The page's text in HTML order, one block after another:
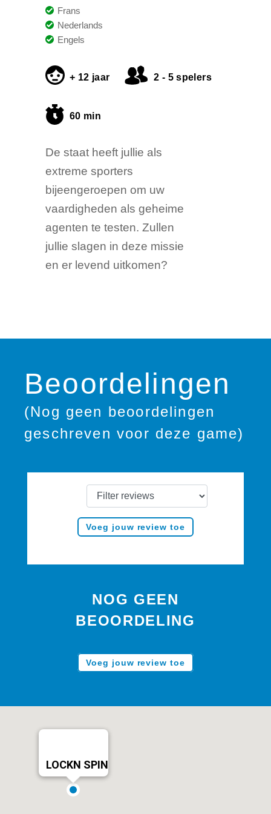
Frans
Nederlands
Engels
+ 12 jaar 2 - 5 spelers
60 min
De staat heeft jullie als
extreme sporters
bijeengeroepen om uw
vaardigheden als geheime
agenten te testen. Zullen
jullie slagen in deze missie
en er levend uitkomen?
Beoordelingen
(Nog geen beoordelingen
geschreven voor deze game)
Voeg jouw review toe
NOG GEEN
BEOORDELING
Voeg jouw review toe
LOCKN SPIN